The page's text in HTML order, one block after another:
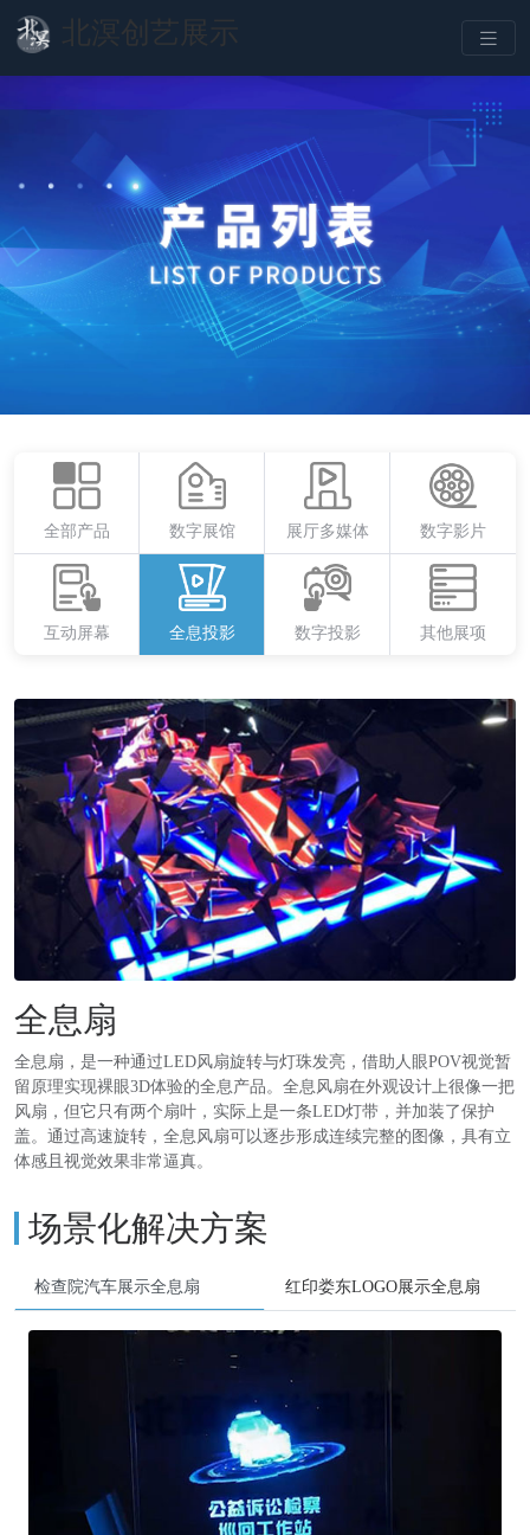
北溟创艺展示
全部产品 数字展馆 展厅多媒体 数字影片
互动屏幕 全息投影 数字投影 其他展项
全息扇
全息扇，是一种通过LED风扇旋转与灯珠发亮，借助人眼POV视觉暂
留原理实现裸眼3D体验的全息产品。全息风扇在外观设计上很像一把
风扇，但它只有两个扇叶，实际上是一条LED灯带，并加装了保护
盖。通过高速旋转，全息风扇可以逐步形成连续完整的图像，具有立
体感且视觉效果非常逼真。
场景化解决方案
检查院汽车展示全息扇 红印娄东LOGO展示全息扇